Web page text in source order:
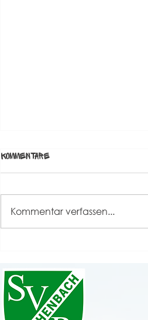
Kommentare
Kommentar verfassen...